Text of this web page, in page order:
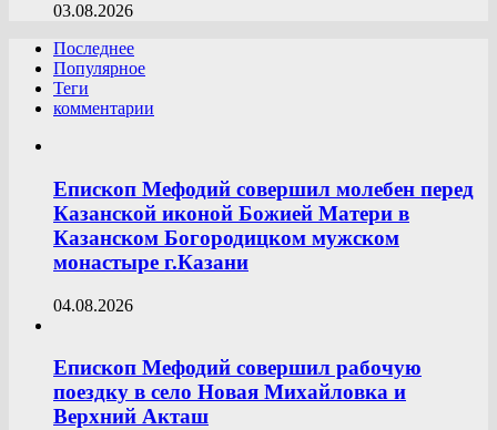
03.08.2026
Последнее
Популярное
Теги
комментарии
Епископ Мефодий совершил молебен перед
Казанской иконой Божией Матери в
Казанском Богородицком мужском
монастыре г.Казани
04.08.2026
Епископ Мефодий совершил рабочую
поездку в село Новая Михайловка и
Верхний Акташ